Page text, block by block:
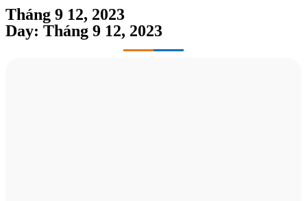
Tháng 9 12, 2023
Day: Tháng 9 12, 2023